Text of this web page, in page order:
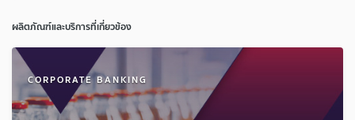
ผลิตภัณฑ์และบริการที่เกี่ยวข้อง
CORPORATE BANKING